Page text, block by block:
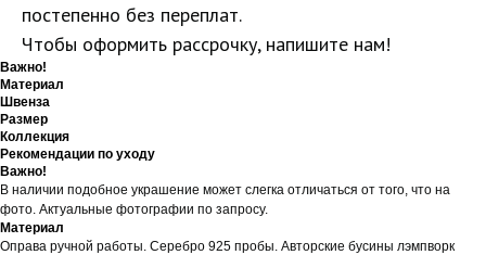
постепенно без переплат.
Чтобы оформить рассрочку, напишите нам!
Важно!
Материал
Швенза
Размер
Коллекция
Рекомендации по уходу
Важно!
В наличии подобное украшение может слегка отличаться от того, что на
фото. Актуальные фотографии по запросу.
Материал
Оправа ручной работы. Серебро 925 пробы. Авторские бусины лэмпворк